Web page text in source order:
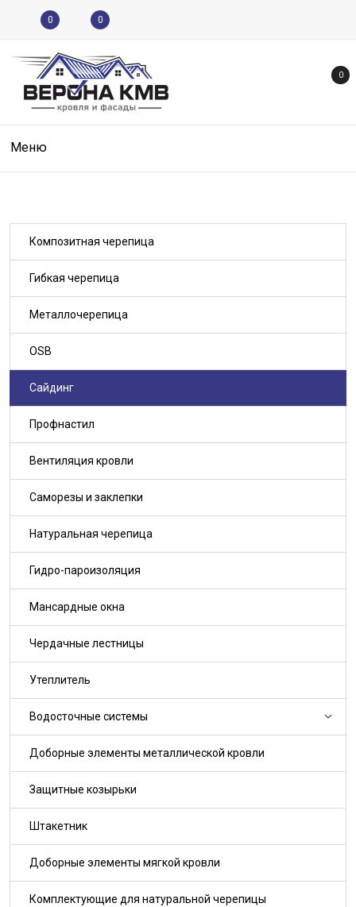
0 0
0
Меню
Композитная черепица
Гибкая черепица
Металлочерепица
OSB
Сайдинг
Профнастил
Вентиляция кровли
Саморезы и заклепки
Натуральная черепица
Гидро-пароизоляция
Мансардные окна
Чердачные лестницы
Утеплитель
Водосточные системы
Доборные элементы металлической кровли
Защитные козырьки
Штакетник
Доборные элементы мягкой кровли
Комплектующие для натуральной черепицы